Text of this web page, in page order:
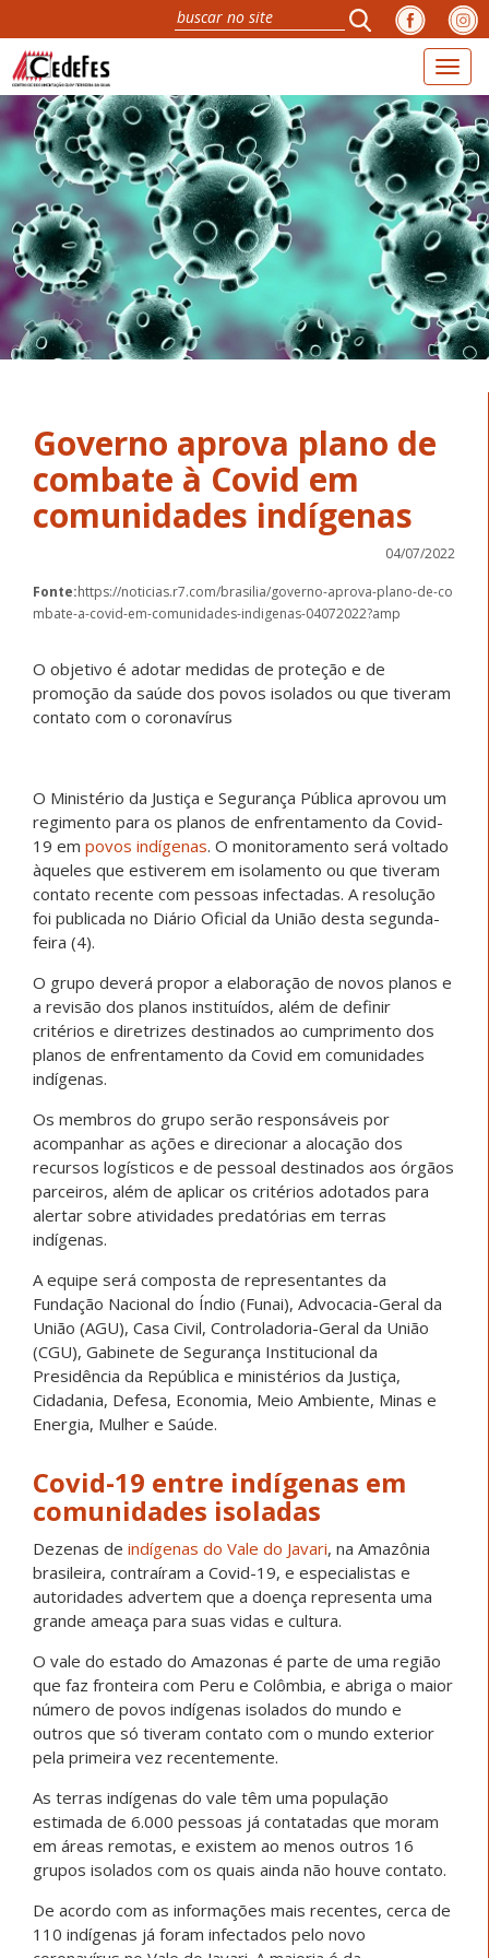
Governo aprova plano de
combate à Covid em
comunidades indígenas
04/07/2022
Fonte:https://noticias.r7.com/brasilia/governo-aprova-plano-de-co
mbate-a-covid-em-comunidades-indigenas-04072022?amp
O objetivo é adotar medidas de proteção e de
promoção da saúde dos povos isolados ou que tiveram
contato com o coronavírus
O Ministério da Justiça e Segurança Pública aprovou um
regimento para os planos de enfrentamento da Covid-
19 em povos indígenas. O monitoramento será voltado
àqueles que estiverem em isolamento ou que tiveram
contato recente com pessoas infectadas. A resolução
foi publicada no Diário Oficial da União desta segunda-
feira (4).
O grupo deverá propor a elaboração de novos planos e
a revisão dos planos instituídos, além de definir
critérios e diretrizes destinados ao cumprimento dos
planos de enfrentamento da Covid em comunidades
indígenas.
Os membros do grupo serão responsáveis por
acompanhar as ações e direcionar a alocação dos
recursos logísticos e de pessoal destinados aos órgãos
parceiros, além de aplicar os critérios adotados para
alertar sobre atividades predatórias em terras
indígenas.
A equipe será composta de representantes da
Fundação Nacional do Índio (Funai), Advocacia-Geral da
União (AGU), Casa Civil, Controladoria-Geral da União
(CGU), Gabinete de Segurança Institucional da
Presidência da República e ministérios da Justiça,
Cidadania, Defesa, Economia, Meio Ambiente, Minas e
Energia, Mulher e Saúde.
Covid-19 entre indígenas em
comunidades isoladas
Dezenas de indígenas do Vale do Javari, na Amazônia
brasileira, contraíram a Covid-19, e especialistas e
autoridades advertem que a doença representa uma
grande ameaça para suas vidas e cultura.
O vale do estado do Amazonas é parte de uma região
que faz fronteira com Peru e Colômbia, e abriga o maior
número de povos indígenas isolados do mundo e
outros que só tiveram contato com o mundo exterior
pela primeira vez recentemente.
As terras indígenas do vale têm uma população
estimada de 6.000 pessoas já contatadas que moram
em áreas remotas, e existem ao menos outros 16
grupos isolados com os quais ainda não houve contato.
De acordo com as informações mais recentes, cerca de
110 indígenas já foram infectados pelo novo